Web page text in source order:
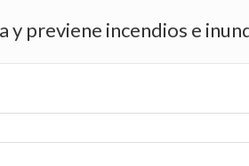
y previene incendios e